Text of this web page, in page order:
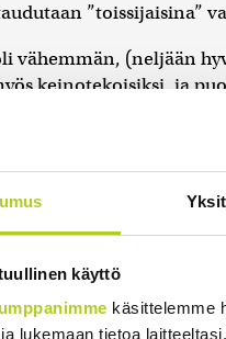
käyttö
käsittelemme
lukemaan tietoa
”toissijaisina”
vähemmän, (neljään
keinotekoisiksi, ja
kuntavaaleista.
eri vaalien
aluevaaleista löytyy
saaneet vihreät ja
rokotti